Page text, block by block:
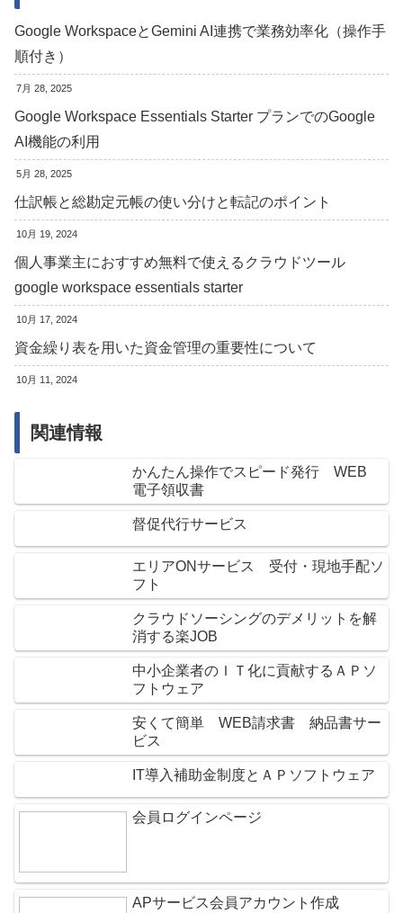
Google WorkspaceとGemini AI連携で業務効率化（操作手
順付き）
7月 28, 2025
Google Workspace Essentials Starter プランでのGoogle
AI機能の利用
5月 28, 2025
仕訳帳と総勘定元帳の使い分けと転記のポイント
10月 19, 2024
個人事業主におすすめ無料で使えるクラウドツール
google workspace essentials starter
10月 17, 2024
資金繰り表を用いた資金管理の重要性について
10月 11, 2024
関連情報
かんたん操作でスピード発行 WEB
電子領収書
督促代行サービス
エリアONサービス 受付・現地手配ソ
フト
クラウドソーシングのデメリットを解
消する楽JOB
中小企業者のＩＴ化に貢献するＡＰソ
フトウェア
安くて簡単 WEB請求書 納品書サー
ビス
IT導入補助金制度とＡＰソフトウェア
会員ログインページ
APサービス会員アカウント作成